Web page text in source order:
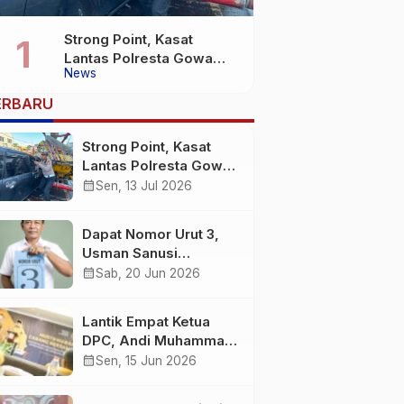
News
Strong Point, Kasat
Lantas Polresta Gowa
Sigap Bantu Korban
Strong Point, Kasat
Lantas Polresta Gowa
Sigap Bantu Korban
calendar_monthSen, 13 Jul 2026
Dapat Nomor Urut 3,
Usman Sanusi
Komitmen Jadikan
calendar_monthSab, 20 Jun 2026
Lantik Empat Ketua
DPC, Andi Muhammad
: Harus Bermental
calendar_monthSen, 15 Jun 2026